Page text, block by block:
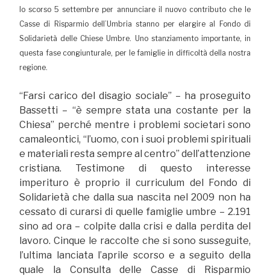
lo scorso 5 settembre per annunciare il nuovo contributo che le
Casse di Risparmio dell’Umbria stanno per elargire al Fondo di
Solidarietà delle Chiese Umbre. Uno stanziamento importante, in
questa fase congiunturale, per le famiglie in difficoltà della nostra
regione.
“Farsi carico del disagio sociale” – ha proseguito
Bassetti – “è sempre stata una costante per la
Chiesa” perché mentre i problemi societari sono
camaleontici, “l’uomo, con i suoi problemi spirituali
e materiali resta sempre al centro” dell’attenzione
cristiana. Testimone di questo interesse
imperituro è proprio il curriculum del Fondo di
Solidarietà che dalla sua nascita nel 2009 non ha
cessato di curarsi di quelle famiglie umbre – 2.191
sino ad ora – colpite dalla crisi e dalla perdita del
lavoro. Cinque le raccolte che si sono susseguite,
l’ultima lanciata l’aprile scorso e a seguito della
quale la Consulta delle Casse di Risparmio